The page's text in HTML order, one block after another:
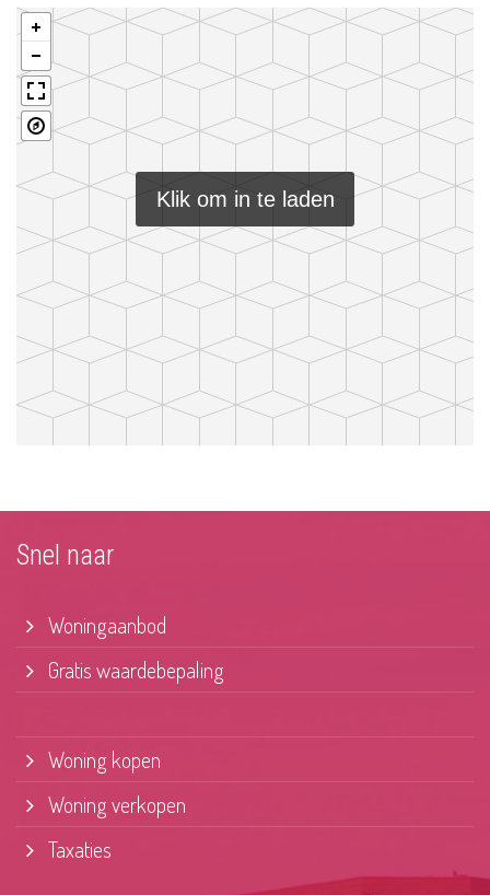
Klik om in te laden
Snel naar
Woningaanbod
Gratis waardebepaling
Woning kopen
Woning verkopen
Taxaties